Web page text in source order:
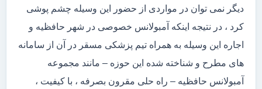
دیگر نمی توان در مواردی از حضور این وسیله چشم پوشی
کرد ، در نتیجه اینکه آمبولانس خصوصی در شهر حافظیه و
اجاره این وسیله به همراه تیم پزشکی مسقر در آن از سامانه
های مطرح و شناخته شده این حوزه – مانند مجموعه
آمبولانس حافظیه – راه حلی مقرون بصرفه ، با کیفیت ،